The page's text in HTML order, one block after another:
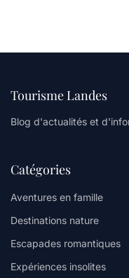
Tourisme Landes
Blog d'actualités et
Catégories
Aventures en famille
Destinations nature
Escapades romantiques
Expériences insolites